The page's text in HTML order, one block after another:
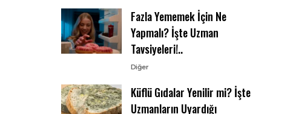
Fazla Yememek İçin Ne
Yapmalı? İşte Uzman
Tavsiyeleri!..
Diğer
Küflü Gıdalar Yenilir mi? İşte
Uzmanların Uyardığı